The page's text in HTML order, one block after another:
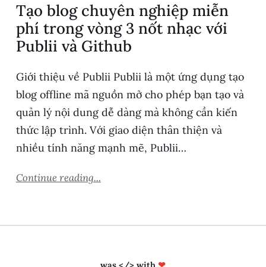
Tạo blog chuyên nghiệp miễn
phí trong vòng 3 nốt nhạc với
Publii và Github
Giới thiệu về Publii Publii là một ứng dụng tạo
blog offline mã nguồn mở cho phép bạn tạo và
quản lý nội dung dễ dàng mà không cần kiến
thức lập trình. Với giao diện thân thiện và
nhiều tính năng mạnh mẽ, Publii…
Continue reading...
was </> with ❤